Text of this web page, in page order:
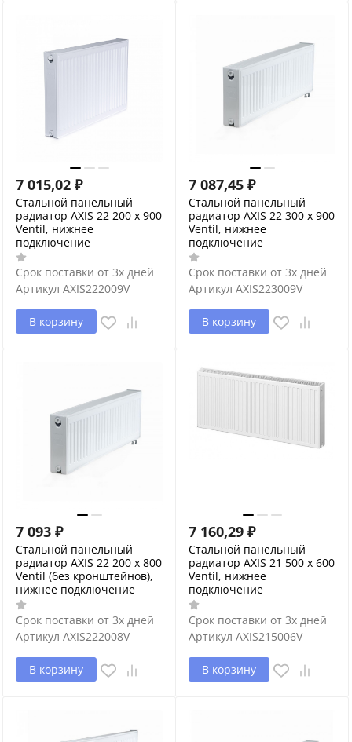
7 015,02 ₽
Стальной панельный
радиатор AXIS 22 200 x 900
Ventil, нижнее
подключение
Срок поставки от 3х дней
Артикул AXIS222009V
В корзину
7 087,45 ₽
Стальной панельный
радиатор AXIS 22 300 x 900
Ventil, нижнее
подключение
Срок поставки от 3х дней
Артикул AXIS223009V
В корзину
7 093 ₽
Стальной панельный
радиатор AXIS 22 200 x 800
Ventil (без кронштейнов),
нижнее подключение
Срок поставки от 3х дней
Артикул AXIS222008V
В корзину
7 160,29 ₽
Стальной панельный
радиатор AXIS 21 500 x 600
Ventil, нижнее
подключение
Срок поставки от 3х дней
Артикул AXIS215006V
В корзину